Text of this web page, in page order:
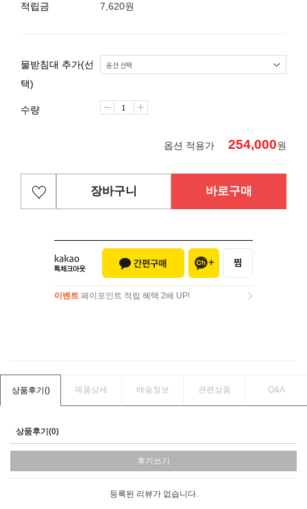
적립금
7,620원
물받침대 추가(선
택)
수량
옵션 적용가 254,000원
장바구니 바로구매
이벤트 페이포인트 적립 혜택 2배 UP!
상품후기() 제품상세 배송정보 관련상품 Q&A
상품후기(0)
후기쓰기
등록된 리뷰가 없습니다.